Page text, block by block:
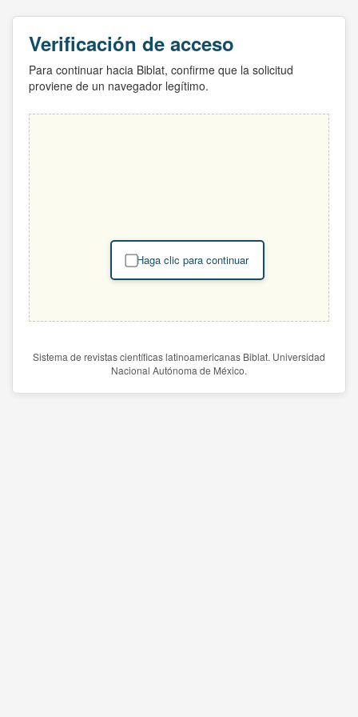
Verificación de acceso
Para continuar hacia Biblat, confirme que la solicitud
proviene de un navegador legítimo.
Haga clic para continuar
Sistema de revistas científicas latinoamericanas Biblat. Universidad
Nacional Autónoma de México.